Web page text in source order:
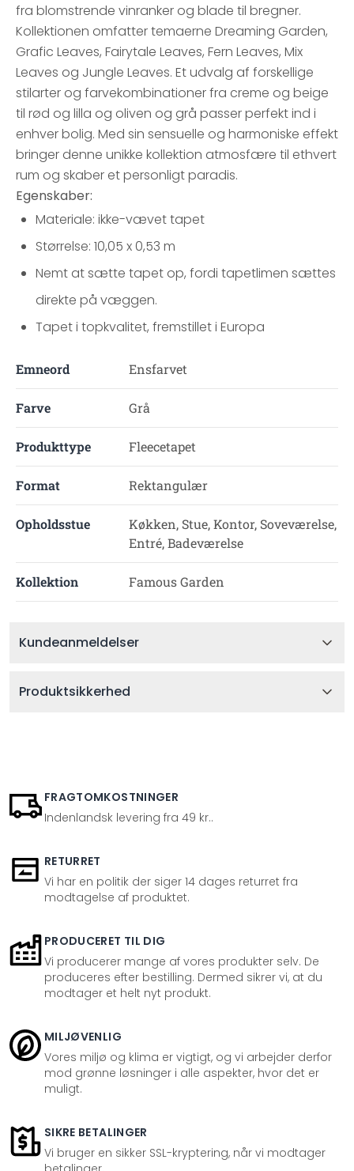
fra blomstrende vinranker og blade til bregner.
Kollektionen omfatter temaerne Dreaming Garden,
Grafic Leaves, Fairytale Leaves, Fern Leaves, Mix
Leaves og Jungle Leaves. Et udvalg af forskellige
stilarter og farvekombinationer fra creme og beige
til rød og lilla og oliven og grå passer perfekt ind i
enhver bolig. Med sin sensuelle og harmoniske effekt
bringer denne unikke kollektion atmosfære til ethvert
rum og skaber et personligt paradis.
Egenskaber:
Materiale: ikke-vævet tapet
Størrelse: 10,05 x 0,53 m
Nemt at sætte tapet op, fordi tapetlimen sættes
direkte på væggen.
Tapet i topkvalitet, fremstillet i Europa
Emneord Ensfarvet
Farve Grå
Produkttype Fleecetapet
Format Rektangulær
Opholdsstue
Køkken, Stue, Kontor, Soveværelse,
Entré, Badeværelse
Kollektion Famous Garden
Kundeanmeldelser
Produktsikkerhed
FRAGTOMKOSTNINGER
Indenlandsk levering fra 49 kr..
RETURRET
Vi har en politik der siger 14 dages returret fra
modtagelse af produktet.
PRODUCERET TIL DIG
Vi producerer mange af vores produkter selv. De
produceres efter bestilling. Dermed sikrer vi, at du
modtager et helt nyt produkt.
MILJØVENLIG
Vores miljø og klima er vigtigt, og vi arbejder derfor
mod grønne løsninger i alle aspekter, hvor det er
muligt.
SIKRE BETALINGER
Vi bruger en sikker SSL-kryptering, når vi modtager